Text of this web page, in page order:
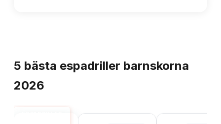
5 bästa espadriller barnskorna
2026